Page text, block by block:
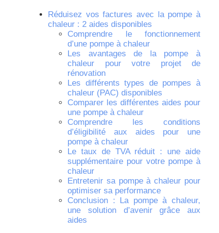
Réduisez vos factures avec la pompe à
chaleur : 2 aides disponibles
Comprendre le fonctionnement
d’une pompe à chaleur
Les avantages de la pompe à
chaleur pour votre projet de
rénovation
Les différents types de pompes à
chaleur (PAC) disponibles
Comparer les différentes aides pour
une pompe à chaleur
Comprendre les conditions
d’éligibilité aux aides pour une
pompe à chaleur
Le taux de TVA réduit : une aide
supplémentaire pour votre pompe à
chaleur
Entretenir sa pompe à chaleur pour
optimiser sa performance
Conclusion : La pompe à chaleur,
une solution d’avenir grâce aux
aides